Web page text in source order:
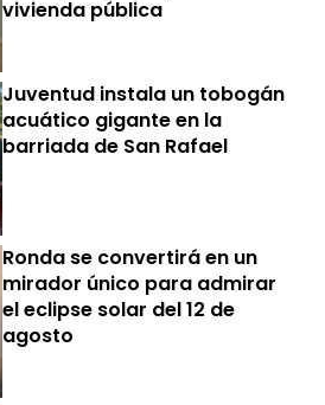
vivienda pública
Juventud instala un tobogán
acuático gigante en la
barriada de San Rafael
Ronda se convertirá en un
mirador único para admirar
el eclipse solar del 12 de
agosto